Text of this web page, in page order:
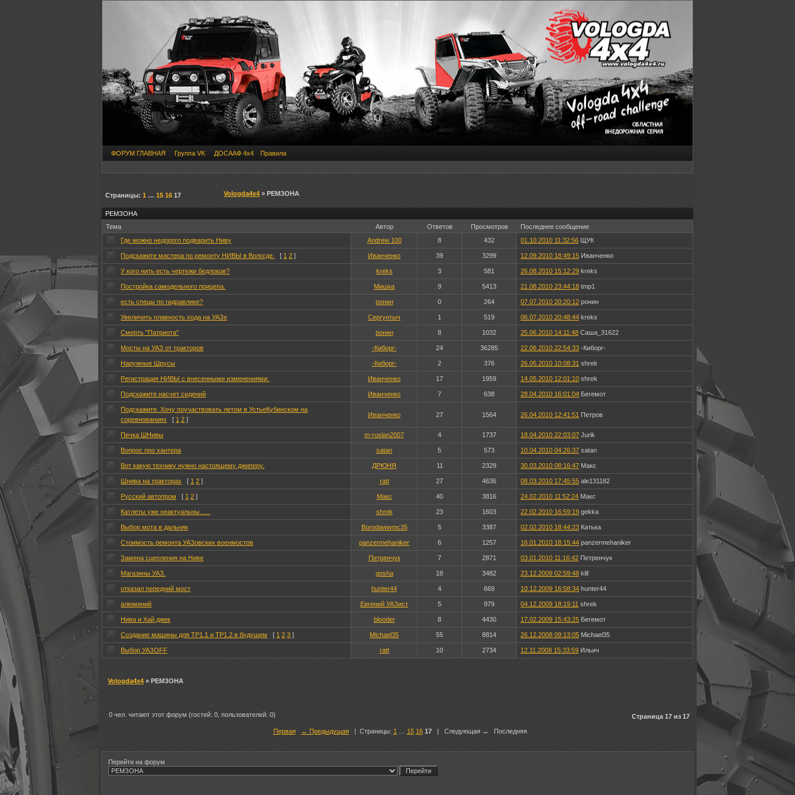
ФОРУМ ГЛАВНАЯ Группа VK ДОСААФ 4х4 Правила
Страницы: 1 … 15 16 17 Vologda4x4 » РЕМЗОНА
РЕМЗОНА
Тема
Автор Ответов Просмотров
Последнее сообщение
Где можно недорого подварить Ниву
Andrew 100 8 432 01.10.2010 11:32:56 ЩУК
Подскажите мастера по ремонту НИВЫ в Вологде. [ 1 2 ] Иванченко 39 3299 12.09.2010 18:49:15 Иванченко
У кого нить есть чертежи бедлоков? kreks 3 581 26.08.2010 15:12:29 kreks
Постройка самодельного прицепа. Мишка 9 5413 21.08.2010 23:44:18 tmp1
есть спецы по гидравлике? ронин 0 264 07.07.2010 20:20:12 ронин
Увеличить плавность хода на УАЗе Сергунтыч 1 519 06.07.2010 20:48:44 kreks
Смерть "Патриота" ронин 8 1032 25.06.2010 14:11:48 Саша_31622
Мосты на УАЗ от тракторов -Киборг- 24 36285 22.06.2010 22:54:33 -Киборг-
Наружные Шрусы -Киборг- 2 376 26.05.2010 10:08:31 shrek
Регистрация НИВЫ с внесенными изменениями. Иванченко 17 1959 14.05.2010 12:01:10 shrek
Подскажите насчет сидений Иванченко 7 638 28.04.2010 16:01:04 Бегемот
Подскажите. Хочу поучаствовать летом в УстьеКубинском на
соревнованиях
[ 1 2 ]
Иванченко 27 1564 26.04.2010 12:41:51 Петров
Печка ШНивы m-ruslan2007 4 1737 18.04.2010 22:03:07 Jurik
Вопрос про хантера satan 5 573 10.04.2010 04:26:37 satan
Вот какую технику нужно настоящему джиперу. ДРЮНЯ 11 2329 30.03.2010 08:16:47 Макс
Шнива на тракторах [ 1 2 ] ratt 27 4636 08.03.2010 17:45:55 ale131182
Русский автопром [ 1 2 ] Макс 40 3816 24.02.2010 11:52:24 Макс
Катлеты уже неактуальны...... shrek 23 1603 22.02.2010 16:59:19 gekka
Выбор мота в дальняк Borodawwmc35 5 3387 02.02.2010 18:44:23 Катька
Стоимость ремонта УАЗовских военмостов panzermehaniker 6 1257 16.01.2010 18:15:44 panzermehaniker
Замена сцепления на Ниве Петренчук 7 2871 03.01.2010 11:16:42 Петренчук
Магазины УАЗ. gosha 18 3482 23.12.2009 02:59:48 klif
отказал передний мост hunter44 4 669 10.12.2009 16:58:34 hunter44
алюминий Евгений УАЗист 5 979 04.12.2009 18:19:11 shrek
Нива и Хай джек blooder 8 4430 17.02.2009 15:43:25 Бегемот
Создание машины для ТР1.1 и ТР1.2 в будущем [ 1 2 3 ] Michael35 55 8814 26.12.2008 09:13:05 Michael35
Выбор УАЗOFF ratt 10 2734 12.11.2008 15:33:59 Ильич
Vologda4x4 » РЕМЗОНА
Страница 17 из 17
0 чел. читают этот форум (гостей: 0, пользователей: 0)
Первая ← Предыдущая| Страницы: 1 15 16 17| Следующая → Последняя
Перейти на форум